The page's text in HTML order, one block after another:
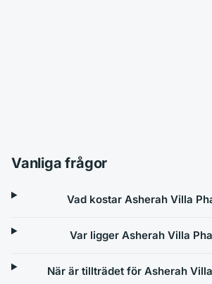
Vanliga frågor
Vad kostar Asherah Villa
Var ligger Asherah Villa
När är tillträdet för Asherah